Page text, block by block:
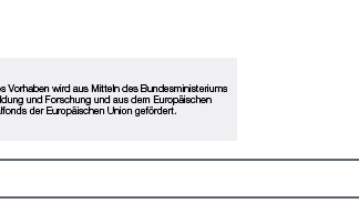
Klingenteichstraße verfügen. Hinweise über
Parkmöglichkeiten findest Du hier: